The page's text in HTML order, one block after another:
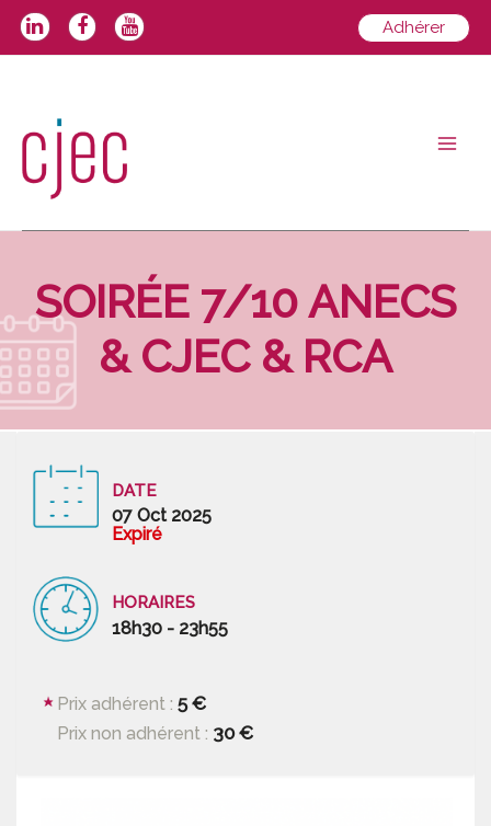
Aller
Adhérer
SOIRÉE 7/10 ANECS
& CJEC & RCA
DATE
07 Oct 2025
Expiré
HORAIRES
18h30 - 23h55
Prix adhérent : 5 €
Prix non adhérent : 30 €